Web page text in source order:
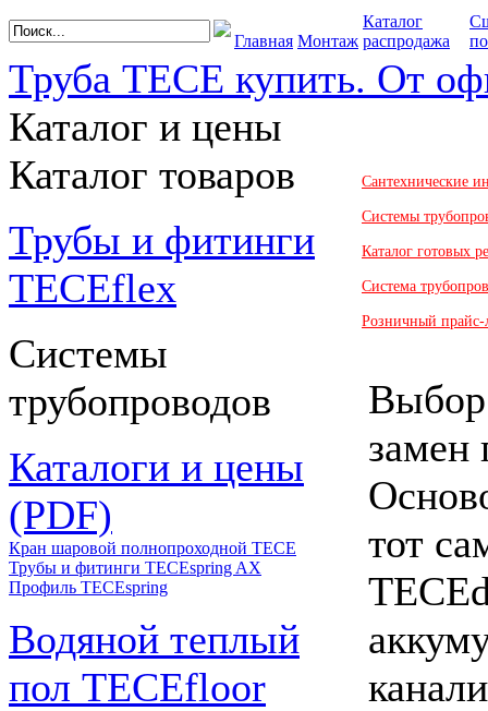
Главная Монтаж
Каталог
распродажа
Труба TECE купить. От
Каталог и цены
Каталог товаров
Трубы и фитинги
TECEflex
Системы
трубопроводов
Каталоги и цены
(PDF)
Кран шаровой полнопроходной ТЕСЕ
Трубы и фитинги TECEspring AX
Профиль TECEspring
Водяной теплый
пол TECEfloor
Сантехнические
Системы
Каталог готовых
Система
Розничный прайс-
замен
тот